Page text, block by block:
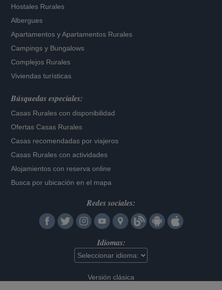
Hostales Rurales
Albergues
Apartamentos yApartamentos Rurales
Campings y Bungalows
Complejos Rurales
Viviendas turísticas
Búsquedas especiales:
Casas Rurales con disponibilidad
Ofertas Casas Rurales
Casas recomendadas por viajeros
Casas Rurales con actividades
Alojamientos con reserva online
Busca por ubicación en el mapa
Redes sociales:
Idiomas:
Versión clásica